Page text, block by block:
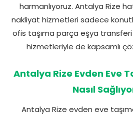
harmanlıyoruz. Antalya Rize
nakliyat hizmetleri sadece
ofis taşıma parça eşya
hizmetleriyle de kapsamlı
Antalya Rize Evden Eve
Nasıl
Antalya Rize evden eve